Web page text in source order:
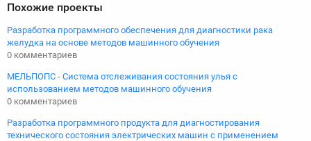
Похожие проекты
Разработка программного обеспечения для диагностики рака
желудка на основе методов машинного обучения
0 комментариев
МЕЛЬПОПС - Система отслеживания состояния улья с
использованием методов машинного обучения
0 комментариев
Разработка программного продукта для диагностирования
технического состояния электрических машин с применением